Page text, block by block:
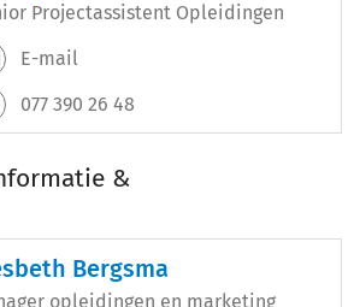
Projectassistent Opleidingen
E-mail
077 390 26 48
&
Bergsma
opleidingen en marketing